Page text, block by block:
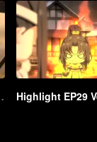
Diabolism Q